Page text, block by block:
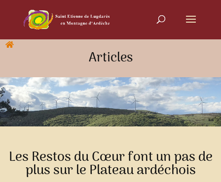
Articles
Les Restos du Cœur font un pas de
plus sur le Plateau ardéchois